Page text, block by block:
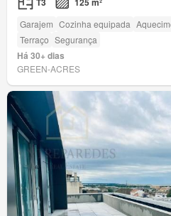
Garajem Cozinha equipada
Terraço Segurança
Há 30+ dias
GREEN-ACRES